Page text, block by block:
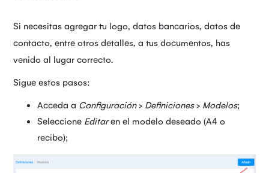
Si necesitas agregar tu logo, datos bancarios, datos de
contacto, entre otros detalles, a tus documentos, has
venido al lugar correcto.
Sigue estos pasos:
Acceda a Configuración> Definiciones> Modelos;
Seleccione Editaren el modelo deseado (A4 o
recibo);